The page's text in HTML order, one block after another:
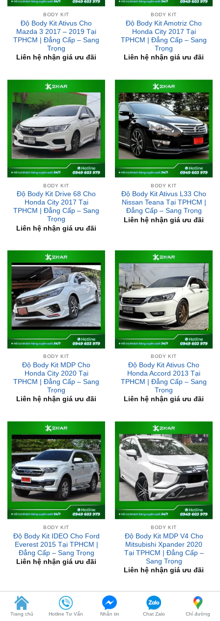
Mazda 3 2017 – 2019 Tại
TPHCM | Đẳng Cấp – Sang
Trọng
Liên hệ nhận giá ưu đãi
Honda City 2017 Tại
TPHCM | Đẳng Cấp – Sang
Trọng
Liên hệ nhận giá ưu đãi
BODY KIT
Độ Body Kit Drive 68 Cho
Honda City 2017 Tại
TPHCM | Đẳng Cấp – Sang
Trọng
Liên hệ nhận giá ưu đãi
BODY KIT
Độ Body Kit Ativus L33 Cho
Nissan Teana Tại TPHCM |
Đẳng Cấp – Sang Trọng
Liên hệ nhận giá ưu đãi
BODY KIT
Độ Body Kit MDP Cho
Honda City 2020 Tại
TPHCM | Đẳng Cấp – Sang
Trọng
Liên hệ nhận giá ưu đãi
BODY KIT
Độ Body Kit Ativus Cho
Honda Accord 2013 Tại
TPHCM | Đẳng Cấp – Sang
Trọng
Liên hệ nhận giá ưu đãi
BODY KIT
Độ Body Kit IDEO Cho Ford
Everest 2015 Tại TPHCM |
Đẳng Cấp – Sang Trọng
Liên hệ nhận giá ưu đãi
BODY KIT
Độ Body Kit MDP V4 Cho
Mitsubishi Xpander 2020
Tại TPHCM | Đẳng Cấp –
Sang Trọng
Liên hệ nhận giá ưu đãi
Trang chủ Hotline Tư Vấn Nhắn tin Chat Zalo Chỉ đường